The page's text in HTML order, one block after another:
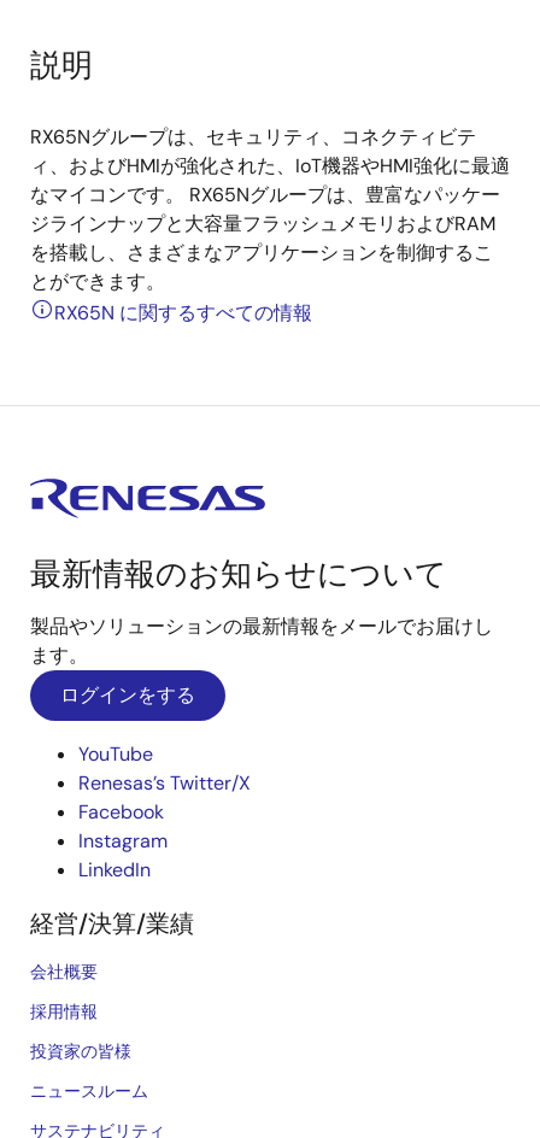
説明
RX65Nグループは、セキュリティ、コネクティビテ
ィ、およびHMIが強化された、IoT機器やHMI強化に最適
なマイコンです。 RX65Nグループは、豊富なパッケー
ジラインナップと大容量フラッシュメモリおよびRAM
を搭載し、さまざまなアプリケーションを制御するこ
とができます。
RX65N に関するすべての情報
最新情報のお知らせについて
製品やソリューションの最新情報をメールでお届けし
ます。
ログインをする
YouTube
Renesas’s Twitter/X
Facebook
Instagram
LinkedIn
経営/決算/業績
会社概要
採用情報
投資家の皆様
ニュースルーム
サステナビリティ